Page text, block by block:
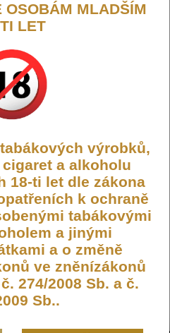
OSOBÁM MLADŠÍM
LET
výrobků,
a alkoholu
18-ti let dle zákona
k ochraně
tabákovými
a jinými
a o změně
ve zněnízákonů
274/2008 Sb. a č.
Sb..